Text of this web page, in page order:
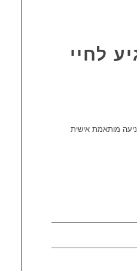
לחיי
מותאמת אישית